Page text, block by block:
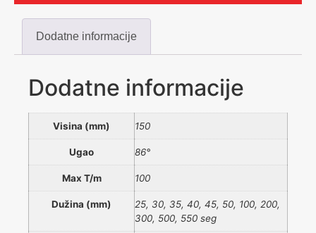
Dodatne informacije
Dodatne informacije
Visina (mm) 150
Ugao 86°
Max T/m 100
Dužina (mm)
25, 30, 35, 40, 45, 50, 100, 200,
300, 500, 550 seg